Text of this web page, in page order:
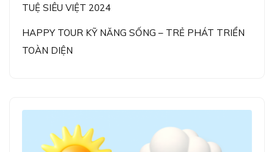
TUỆ SIÊU VIỆT 2024
HAPPY TOUR KỸ NĂNG SỐNG – TRẺ PHÁT TRIỂN
TOÀN DIỆN